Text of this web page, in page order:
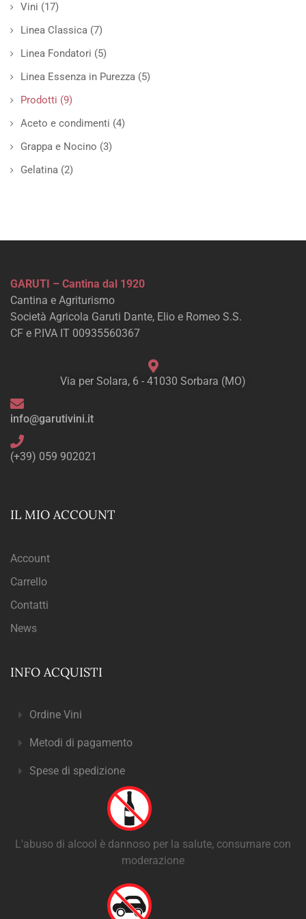
Vini (17)
Linea Classica (7)
Linea Fondatori (5)
Linea Essenza in Purezza (5)
Prodotti (9)
Aceto e condimenti (4)
Grappa e Nocino (3)
Gelatina (2)
GARUTI – Cantina dal 1920
Cantina e Agriturismo
Società Agricola Garuti Dante, Elio e Romeo S.S.
CF e P.IVA IT 00935560367
Via per Solara, 6 - 41030 Sorbara (MO)
info@garutivini.it
(+39) 059 902021
IL MIO ACCOUNT
Account
Carrello
Contatti
News
INFO ACQUISTI
Ordine Vini
Metodi di pagamento
Spese di spedizione
L'abuso di alcool è dannoso per la salute, consumare con
moderazione